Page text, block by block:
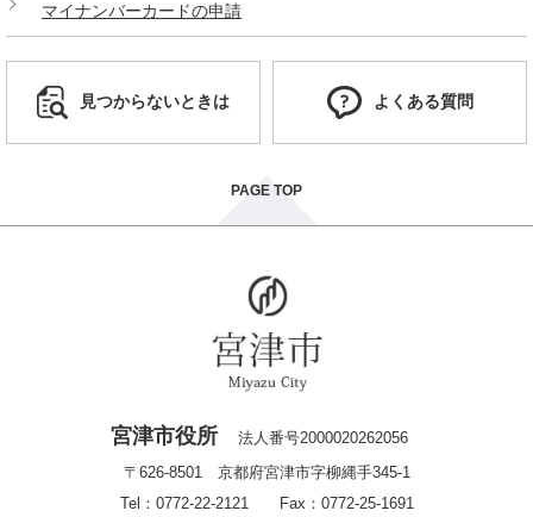
マイナンバーカードの申請
見つからないときは よくある質問
PAGE TOP
宮津市役所
法人番号2000020262056
〒626-8501 京都府宮津市字柳縄手345-1
Tel：0772-22-2121 Fax：0772-25-1691